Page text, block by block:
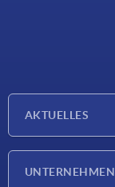
AKTUELLES
UNTERNEHMEN